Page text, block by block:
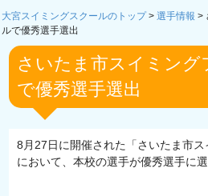
大宮スイミングスクールのトップ> 選手情報 >
ルで優秀選手選出
さいたま市スイミン
で優秀選手選出
8月27日に開催された「さいたま市ス
において、本校の選手が優秀選手に選